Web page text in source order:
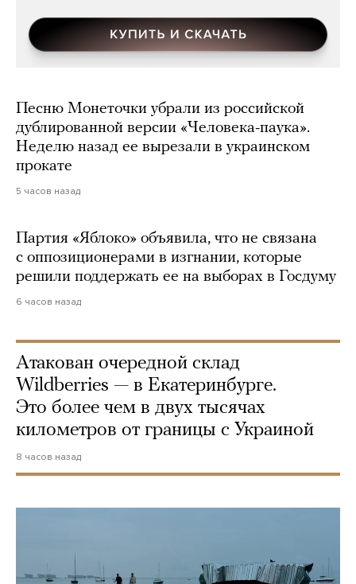
Песню Монеточки убрали из российской
дублированной версии «Человека-паука».
Неделю назад ее вырезали в украинском
прокате
5 часов назад
Партия «Яблоко» объявила, что не связана
с оппозиционерами в изгнании, которые
решили поддержать ее на выборах в Госдуму
6 часов назад
Атакован очередной склад
Wildberries — в Екатеринбурге.
Это более чем в двух тысячах
километров от границы с Украиной
8 часов назад